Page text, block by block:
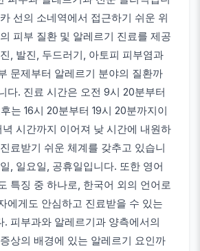
선의 소네역에서 접근하기 쉬운 위
피부 질환 및 알레르기 진료를 제공
, 발진, 두드러기, 아토피 피부염과
문제부터 알레르기 분야의 질환까
다. 진료 시간은 오전 9시 20분부터
는 16시 20분부터 19시 20분까지이
시간까지 이어져 낮 시간에 내원하
료받기 쉬운 체계를 갖추고 있습니
, 일요일, 공휴일입니다. 또한 영어
특징 중 하나로, 한국어 외의 언어로
에게도 안심하고 진료받을 수 있는
. 피부과와 알레르기과 양측에서의
상의 배경에 있는 알레르기 요인까